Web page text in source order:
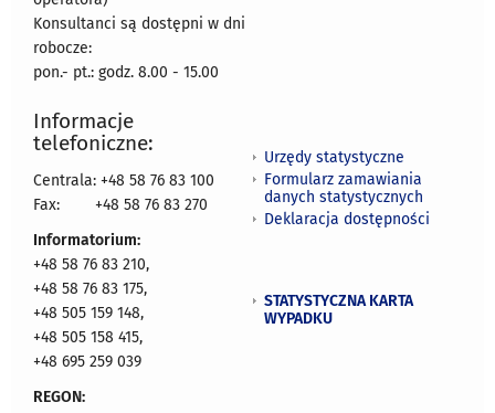
Konsultanci są dostępni w dni
robocze:
pon.- pt.: godz. 8.00 - 15.00
Informacje
telefoniczne:
Centrala: +48 58 76 83 100
Fax:
+48 58 76 83 270
Informatorium:
+48 58 76 83 210,
+48 58 76 83 175,
+48 505 159 148,
+48 505 158 415,
+48 695 259 039
REGON:
Urzędy statystyczne
Formularz zamawiania
danych statystycznych
Deklaracja dostępności
STATYSTYCZNA KARTA
WYPADKU